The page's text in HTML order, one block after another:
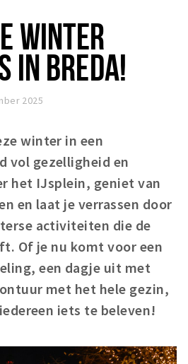
WINTER
IN BREDA!
2025
winter in een
vol gezelligheid en
het IJsplein, geniet van
en laat je verrassen door
activiteiten die de
Of je nu komt voor een
een dagje uit met
met het hele gezin,
iets te beleven!